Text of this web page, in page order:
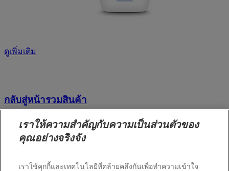
ดูเพิ่มเติม
กลับสู่หน้ารวมสินค้า
หน้าแรก
กล้าเปื้อนเพื่อเปลี่ยน
เราให้ความสำคัญกับความเป็นส่วนตัวของ
คุณอย่างจริงจัง
เราใช้คุกกี้และเทคโนโลยีที่คล้ายคลึงกันเพื่อทำความเข้าใจ